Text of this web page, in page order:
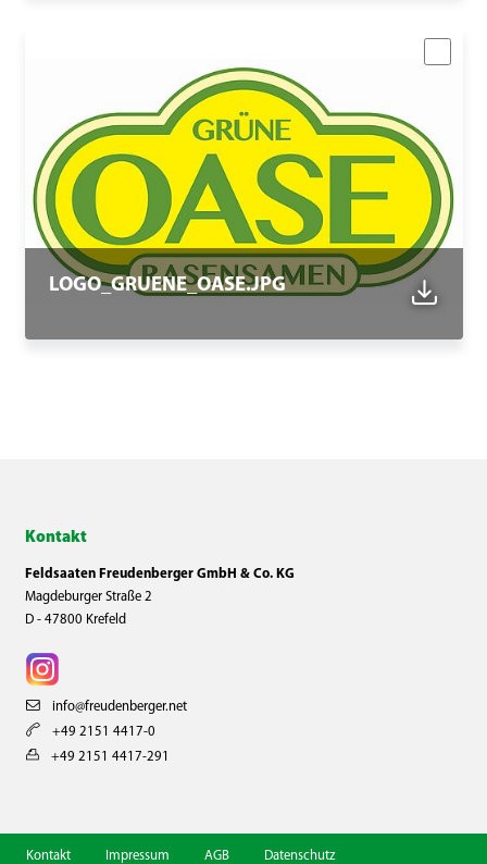
LOGO_GRUENE_OASE.JPG
Kontakt
Feldsaaten Freudenberger GmbH & Co. KG
Magdeburger Straße 2
D - 47800 Krefeld
info@freudenberger.net
+49 2151 4417-0
+49 2151 4417-291
Kontakt Impressum AGB Datenschutz